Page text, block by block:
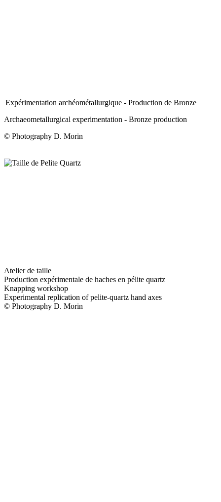
Expérimentation archéométallurgique - Production de Bronze
Archaeometallurgical experimentation - Bronze production
© Photography D. Morin
Atelier de taille
Production expérimentale de haches en pélite quartz
Knapping workshop
Experimental replication of pelite-quartz hand axes
© Photography D. Morin